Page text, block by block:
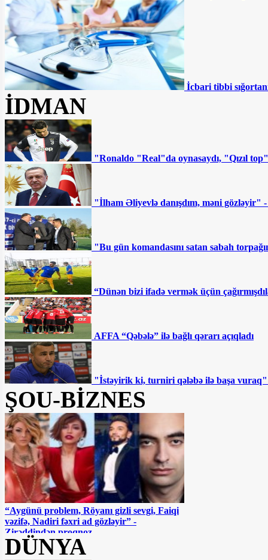
BÜTÜN XƏBƏRLƏR
İcbari tibbi
İDMAN
"Ronaldo "Real"da oynasaydı, "Qızıl
"İlham Əliyevlə danışdım, məni
"Bu gün komandasını satan sabah
“Dünən bizi ifadə vermək üçün
AFFA “Qəbələ” ilə bağlı qərarı açıqladı
"İstəyirik ki, turniri qələbə ilə başa
ŞOU-BİZNES
“Aygünü problem, Röyanı gizli sevgi, Faiqi
vəzifə, Nadiri fəxri ad gözləyir” -
Zirəddindən proqnoz
DÜNYA